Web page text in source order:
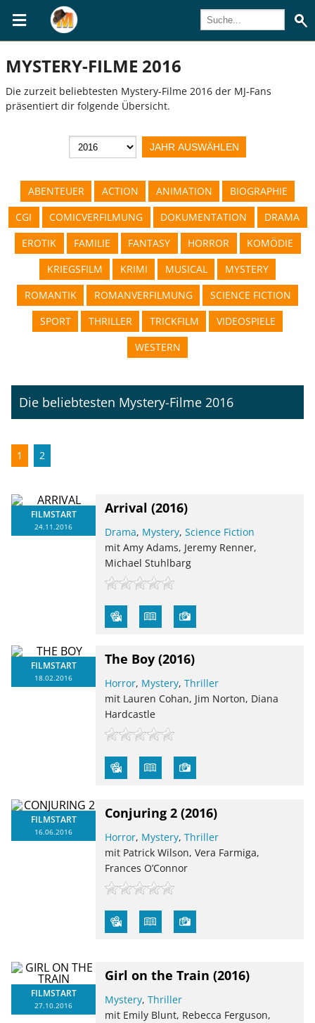
MYSTERY-FILME 2016
Die zurzeit beliebtesten Mystery-Filme 2016 der MJ-Fans
präsentiert dir folgende Übersicht.
ABENTEUER ACTION ANIMATION
BIOGRAPHIE
CGI
COMICVERFILMUNG DOKUMENTATION
DRAMA
EROTIK
FAMILIE FANTASY HORROR
KOMÖDIE
KRIEGSFILM
KRIMI MUSICAL
MYSTERY
ROMANTIK
ROMANVERFILMUNG
SCIENCE FICTION
SPORT
THRILLER TRICKFILM
VIDEOSPIELE
WESTERN
Die beliebtesten Mystery-Filme 2016
1 2
FILMSTART
24.11.2016
Arrival (2016)
Drama, Mystery,Science Fiction
mit Amy Adams, Jeremy Renner,
Michael Stuhlbarg
FILMSTART
18.02.2016
The Boy (2016)
Horror, Mystery,Thriller
mit Lauren Cohan, Jim Norton, Diana
Hardcastle
FILMSTART
16.06.2016
Conjuring 2 (2016)
Horror, Mystery,Thriller
mit Patrick Wilson, Vera Farmiga,
Frances O’Connor
FILMSTART
27.10.2016
Girl on the Train (2016)
Mystery,Thriller
mit Emily Blunt, Rebecca Ferguson,